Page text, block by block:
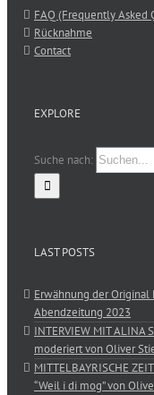
FAQ (Frequently Asked
Rücknahme
Contact
EXPLORE
Suche nach:
LAST POSTS
Erwähnung der
Abendzeitung 2023
INTERVIEW MIT ALINA
moderiert von Oliver
MITTELBAYRISCHE
“Weil i di mog” von